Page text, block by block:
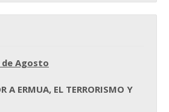
de Agosto
A ERMUA, EL TERRORISMO Y